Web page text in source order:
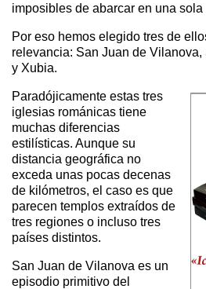
imposibles de abarcar en una sola
Por eso hemos elegido tres de
relevancia: San Juan de
y Xubia.
Paradójicamente estas tres
iglesias románicas tiene
muchas diferencias
estilísticas. Aunque su
distancia geográfica no
exceda unas pocas decenas
de kilómetros, el caso es que
parecen templos extraídos de
tres regiones o incluso tres
países distintos.
San Juan de Vilanova es un
episodio primitivo del